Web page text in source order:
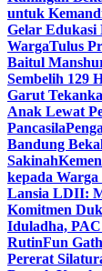
untuk
Gelar Edukasi
WargaTulus
Baitul
Sembelih 129
Garut
Anak Lewat
Pancasila
Bandung
Sakinah
kepada
Lansia LDII:
Komitmen
Iduladha,
RutinFun
Pererat